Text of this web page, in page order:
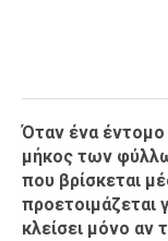
Όταν ένα έντομο
μήκος των
που βρίσκεται
προετοιμάζεται
κλείσει μόνο αν